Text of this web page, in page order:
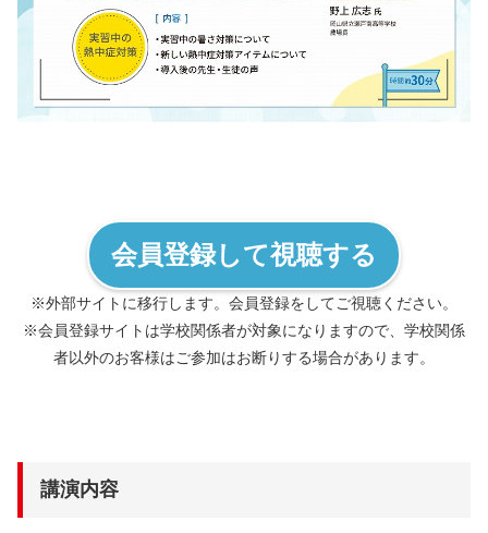
会員登録して視聴する
※外部サイトに移行します。会員登録をしてご視聴ください。
※会員登録サイトは学校関係者が対象になりますので、学校関係
者以外のお客様はご参加はお断りする場合があります。
講演内容